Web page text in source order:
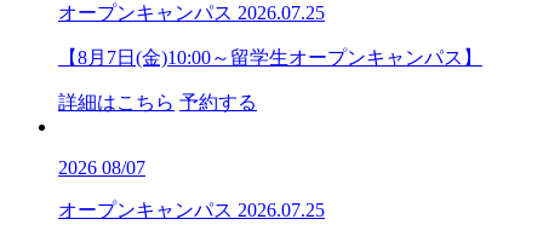
オープンキャンパス 2026.07.25
【8月7日(金)10:00～留学生オープンキャンパス】
詳細はこちら 予約する
2026 08/07
オープンキャンパス 2026.07.25